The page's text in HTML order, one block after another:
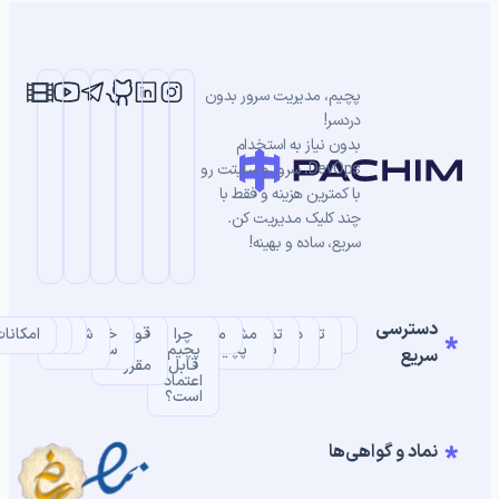
پچیم، مدیریت سرور بدون
دردسر!
بدون نیاز به استخدام
DevOps، سرور و سایتت رو
با کمترین هزینه و فقط با
چند کلیک مدیریت کن.
سریع، ساده و بهینه!
دسترسی
سریع
تعرفهدربارهتماس
با ما
مشتریان
پچیم
مستندات
پچیم
قابل
اعتماد
است؟
قوانین
مقررات
خرید
سرور
شرکایSLA امکانات
نماد و گواهی‌ها